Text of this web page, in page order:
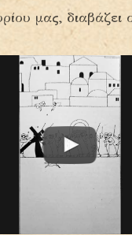
μας, διαβάζει